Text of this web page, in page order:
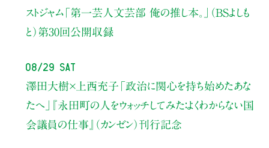
ストジャム「第一芸人文芸部 俺の推し本。」（BSよしも
と） 第30回公開収録
08/29 Sat
澤田大樹×上西充子 「政治に関心を持ち始めたあな
たへ」
『永田町の人をウォッチしてみた：よくわからない国
会議員の仕事』（カンゼン）刊行記念